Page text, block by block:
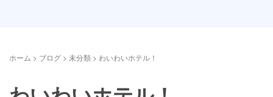
ホーム > ブログ > 未分類 > わいわいホテル！